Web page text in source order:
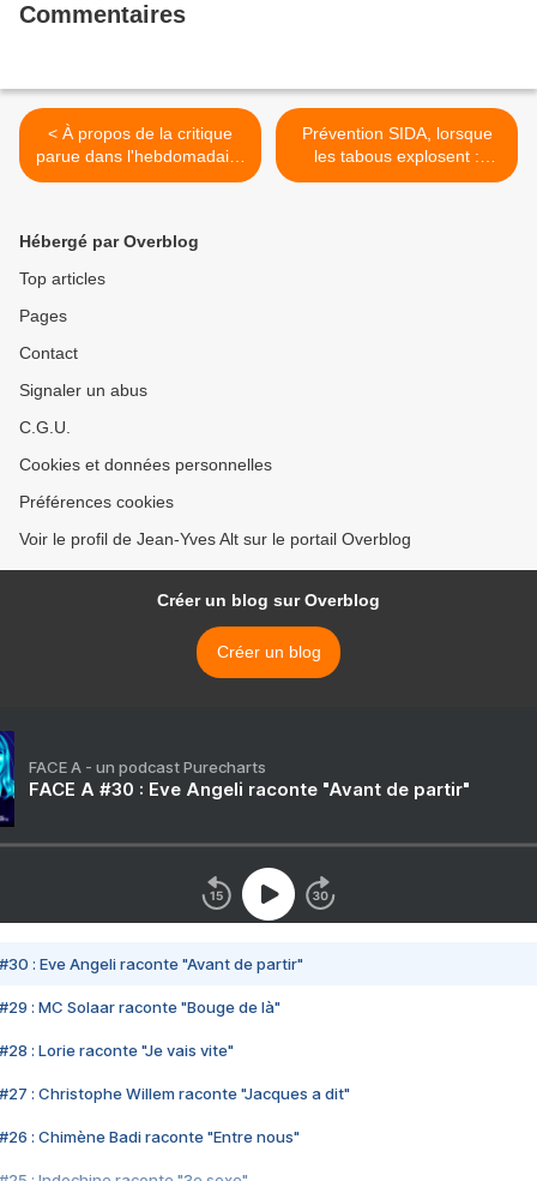
Commentaires
< À propos de la critique
parue dans l'hebdomadaire
Marianne, sur le roman "Un
Prévention SIDA, lorsque
les tabous explosent :
sérotriage >
Hébergé par Overblog
Top articles
Pages
Contact
Signaler un abus
C.G.U.
Cookies et données personnelles
Préférences cookies
Voir le profil de Jean-Yves Alt sur le portail Overblog
Créer un blog sur Overblog
Créer un blog
FACE A - un podcast Purecharts
FACE A #30 : Eve Angeli raconte "Avant de partir"
#30 : Eve Angeli raconte "Avant de partir"
#29 : MC Solaar raconte "Bouge de là"
#28 : Lorie raconte "Je vais vite"
#27 : Christophe Willem raconte "Jacques a dit"
#26 : Chimène Badi raconte "Entre nous"